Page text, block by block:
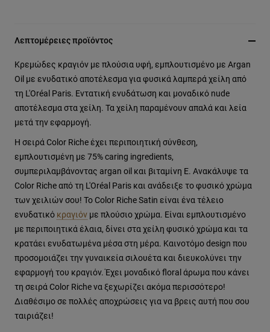
Λεπτομέρειες προϊόντος
Κρεμώδες κραγιόν με πλούσια υφή, εμπλουτισμένο με Argan
Oil με ενυδατικό αποτέλεσμα για φυσικά λαμπερά χείλη από
τη L'Oréal Paris. Eντατική ενυδάτωση και μοναδικό nude
αποτέλεσμα στα χείλη. Τα χείλη παραμένουν απαλά και λεία
μετά την εφαρμογή.
Η σειρά Color Riche έχει περιποιητική σύνθεση,
εμπλουτισμένη με 75% caring ingredients,
συμπεριλαμβάνοντας argan oil και βιταμίνη Ε. Ανακάλυψε τα
Color Riche από τη L'Oréal Paris και ανάδειξε το φυσικό χρώμα
των χειλιών σου! Το Color Riche Satin είναι ένα τέλειο
ενυδατικό κραγιόν με πλούσιο χρώμα. Είναι εμπλουτισμένο
με περιποιητικά έλαια, δίνει στα χείλη φυσικό χρώμα και τα
κρατάει ενυδατωμένα μέσα στη μέρα. Καινοτόμο design που
προσομοιάζει την γυναικεία σιλουέτα και διευκολύνει την
εφαρμογή του κραγιόν. Έχει μοναδικό floral άρωμα που κάνει
τη σειρά Color Riche να ξεχωρίζει ακόμα περισσότερο!
Διαθέσιμο σε πολλές αποχρώσεις για να βρεις αυτή που σου
ταιριάζει!